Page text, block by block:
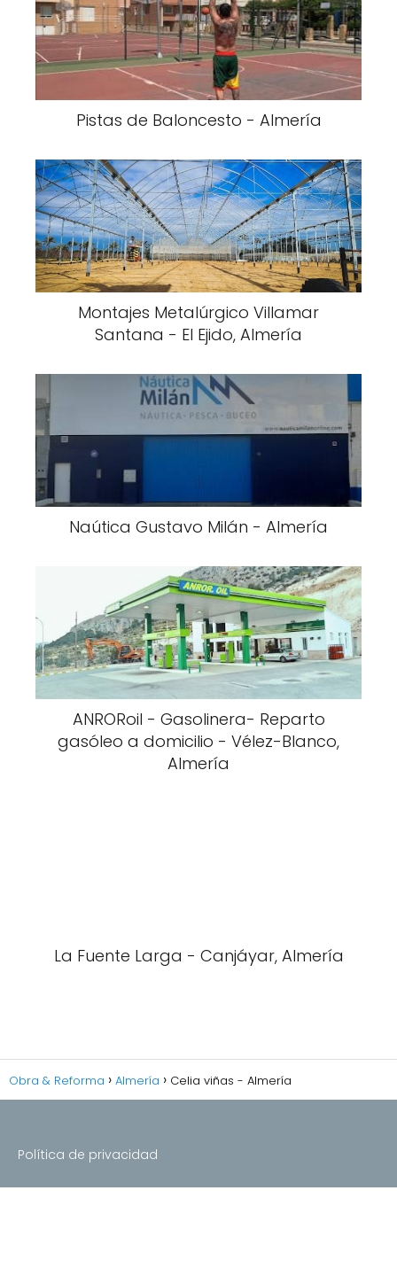
Pistas de Baloncesto - Almería
Montajes Metalúrgico Villamar
Santana - El Ejido, Almería
Naútica Gustavo Milán - Almería
ANRORoil - Gasolinera- Reparto
gasóleo a domicilio - Vélez-Blanco,
Almería
La Fuente Larga - Canjáyar, Almería
Obra & Reforma Almería Celia viñas - Almería
Política de privacidad